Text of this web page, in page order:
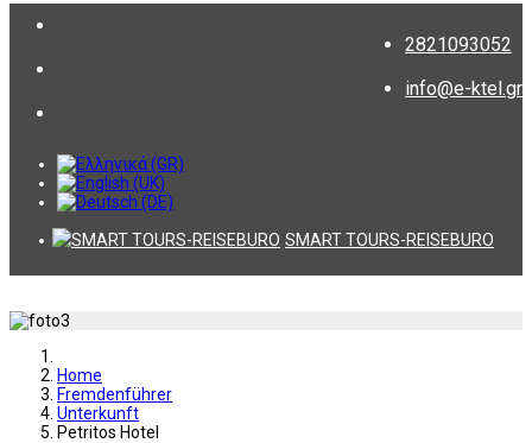
2821093052
info@e-ktel.gr
SMART TOURS-REISEBURO
Home
Fremdenführer
Unterkunft
Petritos Hotel